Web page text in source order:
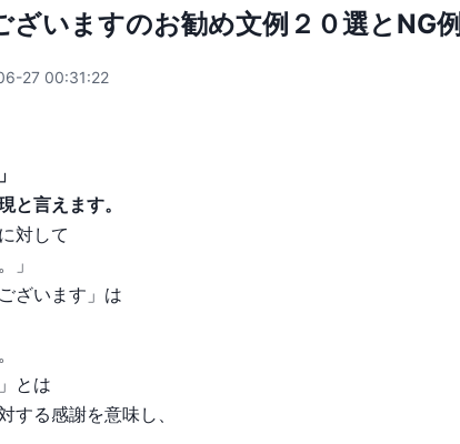
いますのお勧め文例２０選とNG例
27 00:31:22
と言えます。
対して
」
ざいます」は
とは
する感謝を意味し、